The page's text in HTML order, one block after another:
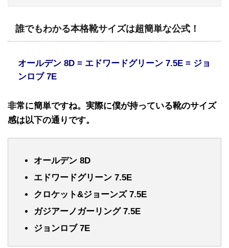
誰でもわかる本格靴サイズは超簡単な公式！
オールデン 8D = エドワードグリーン 7.5E = ジョ
ンロブ 7E
非常に簡単ですね。実際に僕が持っている靴のサイズ
感は以下の通りです。
オールデン 8D
エドワードグリーン 7.5E
クロケット&ジョーンズ 7.5E
ガジアーノガーリング 7.5E
ジョンロブ 7E